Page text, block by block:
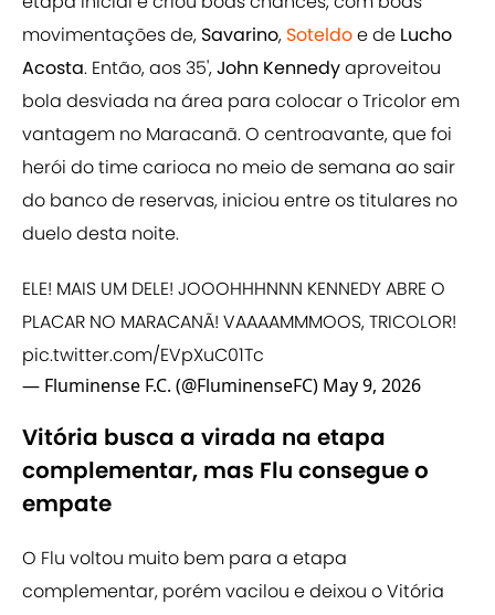
movimentações de, Savarino, Soteldoe de Lucho
Acosta. Então, aos 35',John Kennedyaproveitou
bola desviada na área para colocar o Tricolor em
vantagem no Maracanã. O centroavante, que foi
herói do time carioca no meio de semana ao sair
do banco de reservas, iniciou entre os titulares no
duelo desta noite.
ELE! MAIS UM DELE! JOOOHHHNNN KENNEDY ABRE O
PLACAR NO MARACANÃ! VAAAAMMMOOS, TRICOLOR!
pic.twitter.com/EVpXuC01Tc
— Fluminense F.C. (@FluminenseFC) May 9, 2026
Vitória busca a virada na etapa
complementar, mas Flu consegue o
empate
O Flu voltou muito bem para a etapa
complementar, porém vacilou e deixou o Vitória